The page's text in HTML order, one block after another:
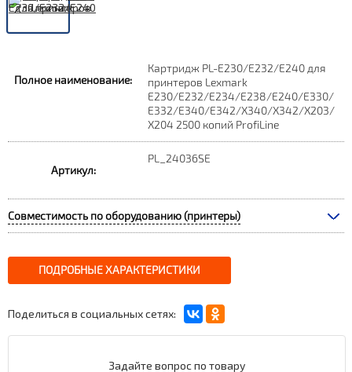
Полное наименование:
Картридж PL-E230/E232/E240 для
принтеров Lexmark
E230/E232/E234/E238/E240/E330/
E332/E340/E342/X340/X342/X203/
X204 2500 копий ProfiLine
Артикул:
PL_24036SE
Совместимость по оборудованию (принтеры)
ПОДРОБНЫЕ ХАРАКТЕРИСТИКИ
Поделиться в социальных сетях:
Задайте вопрос по товару